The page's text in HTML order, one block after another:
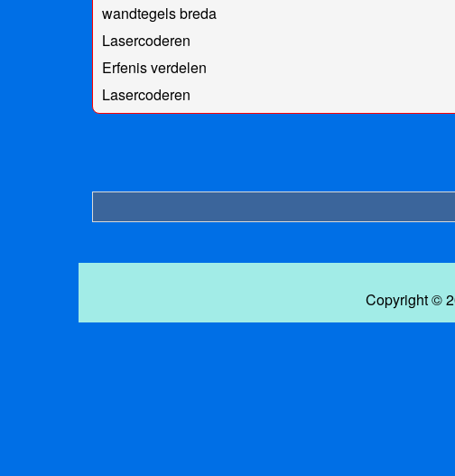
wandtegels breda
Lasercoderen
Erfenis verdelen
Lasercoderen
Copyright ©